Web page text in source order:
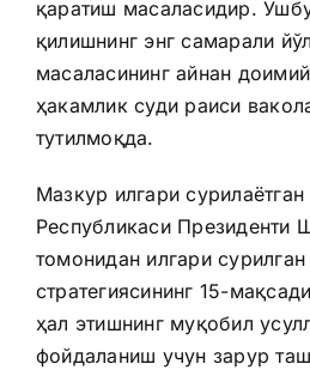
қаратиш масаласидир.
қилишнинг энг самарали
масаласининг айнан
ҳакамлик суди раиси
тутилмоқда.
Мазкур илгари
Республикаси Президенти
томонидан илгари сурилган
стратегиясининг 15-
ҳал этишнинг муқобил
фойдаланиш учун зарур